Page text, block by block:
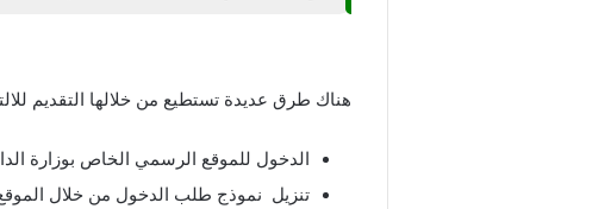
هناك طرق عديدة تستطيع من خلالها التقديم
الدخول للموقع الرسمي الخاص بوزارة
تنزيل نموذج طلب الدخول من خلال